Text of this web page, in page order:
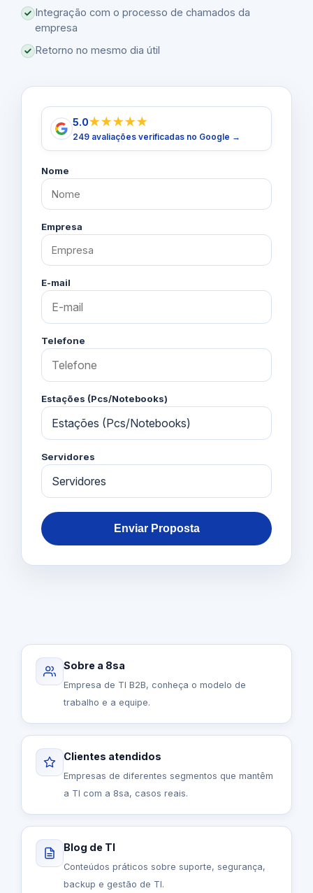
Integração com o processo de chamados da
empresa
Retorno no mesmo dia útil
5.0★★★★★
249 avaliações verificadas no Google →
Nome
Empresa
E-mail
Telefone
Estações (Pcs/Notebooks)
Servidores
Enviar Proposta
Sobre a 8sa
Empresa de TI B2B, conheça o modelo de
trabalho e a equipe.
Clientes atendidos
Empresas de diferentes segmentos que mantêm
a TI com a 8sa, casos reais.
Blog de TI
Conteúdos práticos sobre suporte, segurança,
backup e gestão de TI.